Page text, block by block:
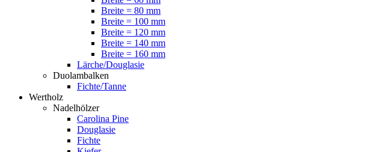
Breite = 80 mm
Breite = 100 mm
Breite = 120 mm
Breite = 140 mm
Breite = 160 mm
Lärche/Douglasie
Duolambalken
Fichte/Tanne
Wertholz
Nadelhölzer
Carolina Pine
Douglasie
Fichte